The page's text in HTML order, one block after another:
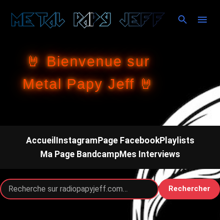
Accéder au contenu principal
🤘 Bienvenue sur
Metal Papy Jeff 🤘
Accueil InstagramPage FacebookPlaylists
Ma Page BandcampMes Interviews
Rechercher